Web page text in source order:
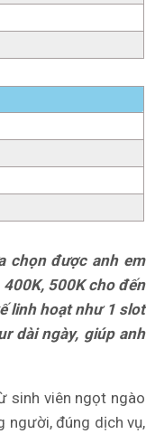
chọn được anh em
500K cho đến
linh hoạt như 1 slot
dài ngày, giúp anh
sinh viên ngọt ngào
người, đúng dịch vụ,